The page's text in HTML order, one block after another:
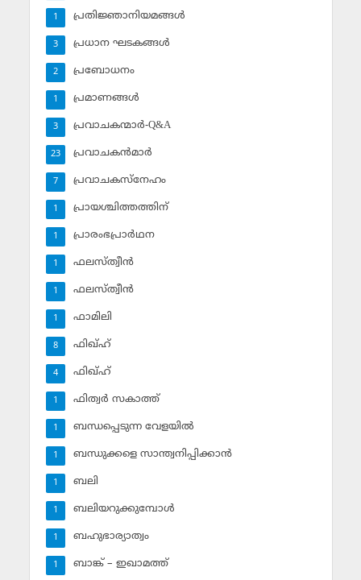
പ്രതിജ്ഞാനിയമങ്ങള്‍
1
പ്രധാന ഘടകങ്ങള്‍
3
പ്രബോധനം
2
പ്രമാണങ്ങള്‍
1
പ്രവാചകന്മാര്‍-Q&A
3
പ്രവാചകന്‍മാര്‍
23
പ്രവാചകസ്‌നേഹം
7
പ്രായശ്ചിത്തത്തിന്
1
പ്രാരംഭപ്രാര്‍ഥന
1
ഫലസ്ത്വീൻ
1
ഫലസ്ത്വീൻ
1
ഫാമിലി
1
ഫിഖ്ഹ്
8
ഫിഖ്ഹ്‌
4
ഫിത്വര്‍ സകാത്ത്‌
1
ബന്ധപ്പെടുന്ന വേളയില്‍
1
ബന്ധുക്കളെ സാന്ത്വനിപ്പിക്കാന്‍
1
ബലി
1
ബലിയറുക്കുമ്പോള്‍
1
ബഹുഭാര്യാത്വം
1
ബാങ്ക് – ഇഖാമത്ത്
1